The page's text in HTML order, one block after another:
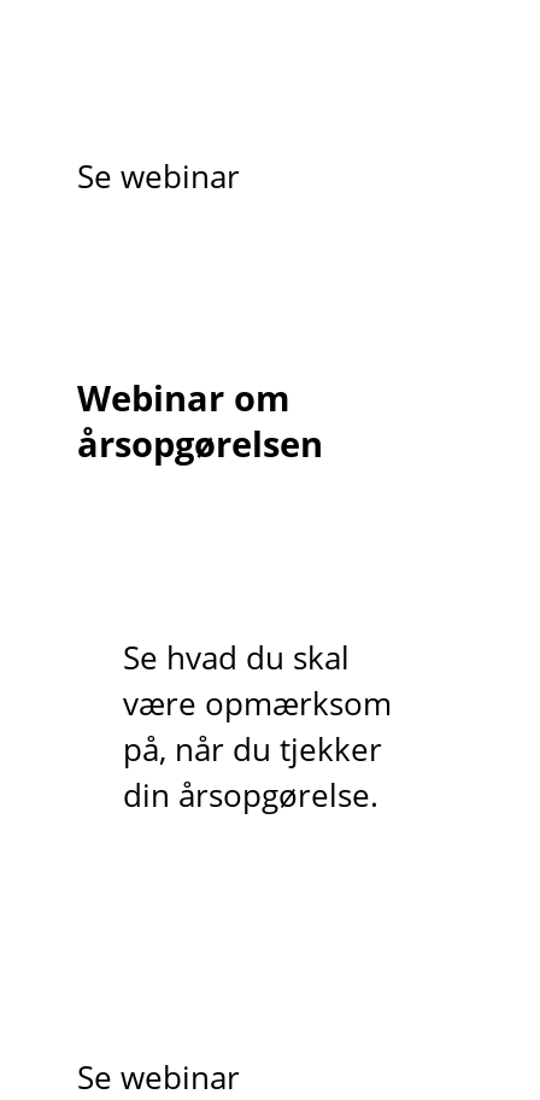
Se webinar
Webinar om
årsopgørelsen
Se hvad du skal
være opmærksom
på, når du tjekker
din årsopgørelse.
Se webinar